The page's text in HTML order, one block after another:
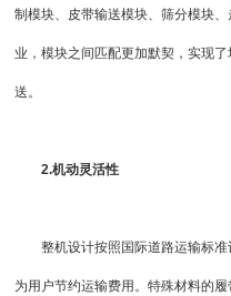
制模块、皮带输送模块、筛分模块
业，模块之间匹配更加默契，实现
送。
2.机动灵活性
整机设计按照国际道路运输标准
为用户节约运输费用。特殊材料的